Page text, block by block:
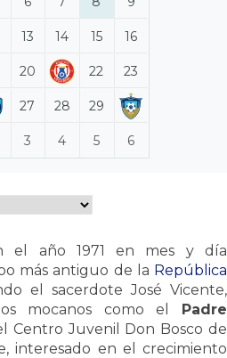
13 14 15 16
20 22 23
27 28 29
3 4 5 6
el año 1971 en mes y día
más antiguo de la República
el sacerdote José Vicente,
mocanos como el Padre
Centro Juvenil Don Bosco de
interesado en el crecimiento